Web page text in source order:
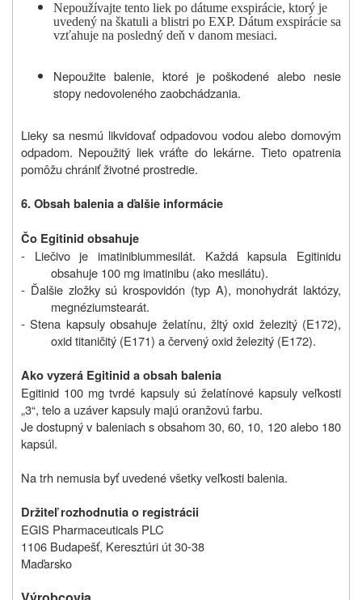
Nepoužívajte tento liek po dátume exspirácie, ktorý je
uvedený na škatuli a blistri po EXP. Dátum exspirácie sa
vzťahuje na posledný deň v danom mesiaci.
Nepoužite balenie, ktoré je poškodené alebo nesie
stopy nedovoleného zaobchádzania.
Lieky sa nesmú likvidovať odpadovou vodou alebo domovým
odpadom. Nepoužitý liek vráťte do lekárne. Tieto opatrenia
pomôžu chrániť životné prostredie.
6. Obsah balenia a ďalšie informácie
Čo Egitinid obsahuje
- Liečivo je imatinibiummesilát. Každá kapsula Egitinidu
obsahuje 100 mg imatinibu (ako mesilátu).
- Ďalšie zložky sú krospovidón (typ A), monohydrát laktózy,
megnéziumstearát.
- Stena kapsuly obsahuje želatínu, žltý oxid železitý (E172),
oxid titaničitý (E171) a červený oxid železitý (E172).
Ako vyzerá Egitinid a obsah balenia
Egitinid 100 mg tvrdé kapsuly sú želatínové kapsuly veľkosti
„3“, telo a uzáver kapsuly majú oranžovú farbu.
Je dostupný v baleniach s obsahom 30, 60, 10, 120 alebo 180
kapsúl.
Na trh nemusia byť uvedené všetky veľkosti balenia.
Držiteľ rozhodnutia o registrácii
EGIS Pharmaceuticals PLC
1106 Budapešť, Keresztúri út 30-38
Maďarsko